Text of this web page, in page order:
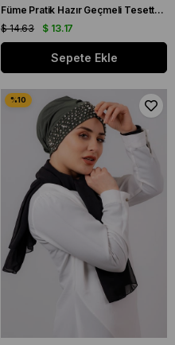
Füme Pratik Hazır Geçmeli Tesettür Bone Fukuro Piliseli Tek Bantlı Çapraz Büzgülü 1821_25
$ 13.17
$ 14.63
Sepete Ekle